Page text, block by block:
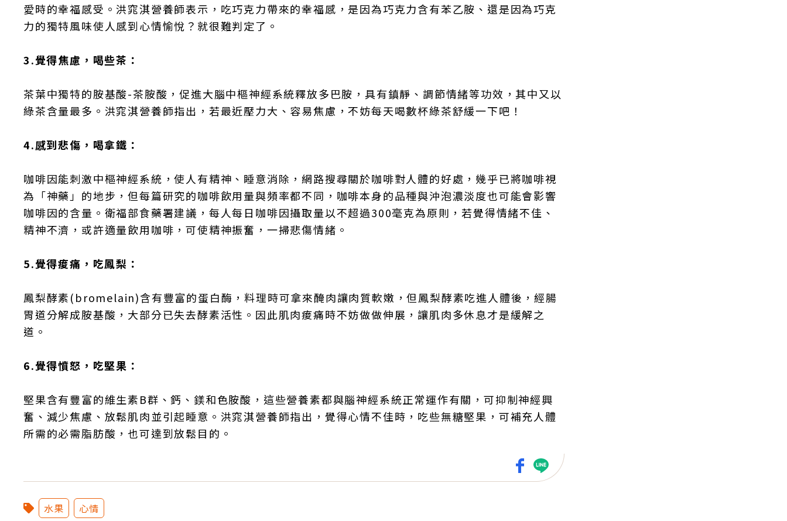
愛時的幸福感受。洪窕淇營養師表示，吃巧克力帶來的幸福感，是因為巧克力含有苯乙胺、還是因為巧克
力的獨特風味使人感到心情愉悅？就很難判定了。
3.覺得焦慮，喝些茶：
茶葉中獨特的胺基酸-茶胺酸，促進大腦中樞神經系統釋放多巴胺，具有鎮靜、調節情緒等功效，其中又以
綠茶含量最多。洪窕淇營養師指出，若最近壓力大、容易焦慮，不妨每天喝數杯綠茶舒緩一下吧！
4.感到悲傷，喝拿鐵：
咖啡因能刺激中樞神經系統，使人有精神、睡意消除，網路搜尋關於咖啡對人體的好處，幾乎已將咖啡視
為「神藥」的地步，但每篇研究的咖啡飲用量與頻率都不同，咖啡本身的品種與沖泡濃淡度也可能會影響
咖啡因的含量。衛福部食藥署建議，每人每日咖啡因攝取量以不超過300毫克為原則，若覺得情緒不佳、
精神不濟，或許適量飲用咖啡，可使精神振奮，一掃悲傷情緒。
5.覺得痠痛，吃鳳梨：
鳳梨酵素(bromelain)含有豐富的蛋白酶，料理時可拿來醃肉讓肉質軟嫩，但鳳梨酵素吃進人體後，經腸
胃道分解成胺基酸，大部分已失去酵素活性。因此肌肉痠痛時不妨做做伸展，讓肌肉多休息才是緩解之
道。
6.覺得憤怒，吃堅果：
堅果含有豐富的維生素B群、鈣、鎂和色胺酸，這些營養素都與腦神經系統正常運作有關，可抑制神經興
奮、減少焦慮、放鬆肌肉並引起睡意。洪窕淇營養師指出，覺得心情不佳時，吃些無糖堅果，可補充人體
所需的必需脂肪酸，也可達到放鬆目的。
水果 心情